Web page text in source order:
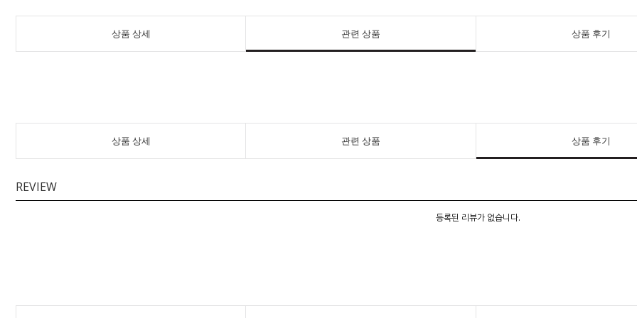
상품 상세 관련 상품 상품 후기
상품 상세 관련 상품 상품 후기
REVIEW
등록된 리뷰가 없습니다.